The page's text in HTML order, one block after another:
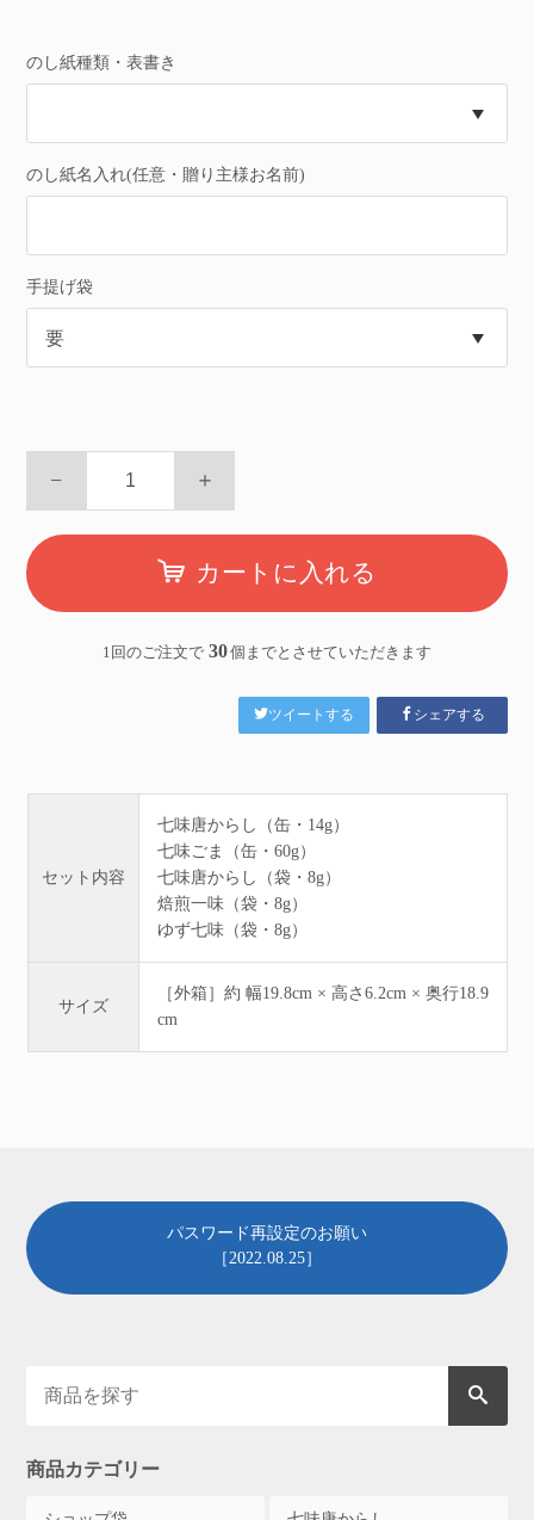
のし紙種類・表書き
のし紙名入れ(任意・贈り主様お名前)
手提げ袋
− ＋
カートに入れる
1回のご注文で 30個までとさせていただきます
ツイートする シェアする
セット内容
七味唐からし（缶・14g）
七味ごま（缶・60g）
七味唐からし（袋・8g）
焙煎一味（袋・8g）
ゆず七味（袋・8g）
サイズ
［外箱］約 幅19.8cm × 高さ6.2cm × 奥行18.9
cm
パスワード再設定のお願い
［2022.08.25］
商品カテゴリー